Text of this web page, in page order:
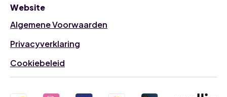
Website
Algemene Voorwaarden
Privacyverklaring
Cookiebeleid